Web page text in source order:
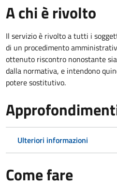
A chi è rivolto
Il servizio è rivolto a tutti i
di un procedimento
ottenuto riscontro nonostante
dalla normativa, e intendono
potere sostitutivo.
Ulteriori informazioni
Come fare